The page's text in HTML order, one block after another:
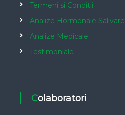
Termeni si Conditii
Analize Hormonale Salivare
Analize Medicale
Testimoniale
Colaboratori